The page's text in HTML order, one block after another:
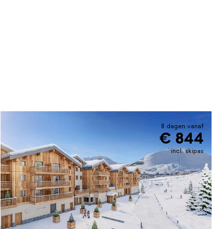
8 dagen vanaf
€ 844
incl. skipas